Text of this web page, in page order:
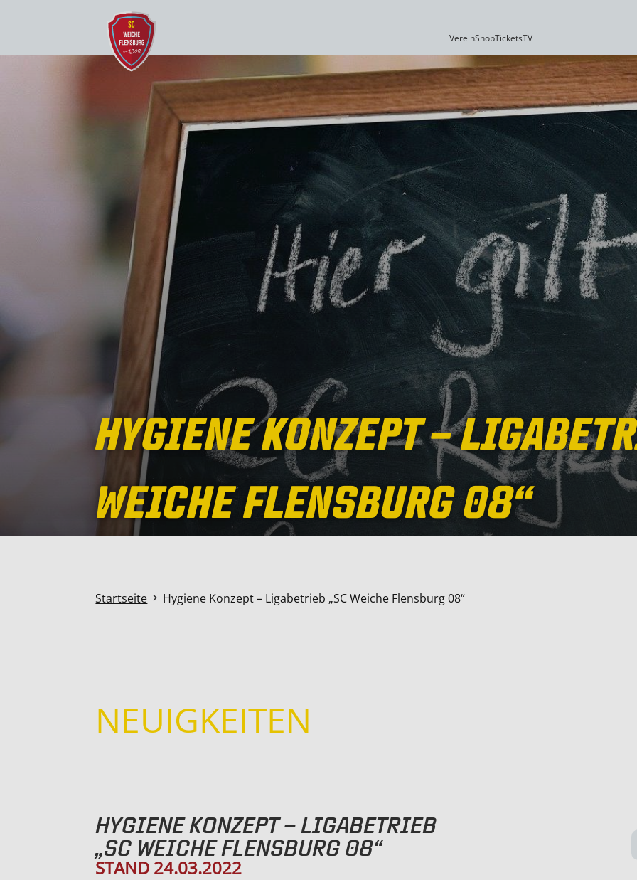
VereinShopTicketsTV
HYGIENE KONZEPT –
WEICHE FLENSBURG 08“
Startseite  Hygiene Konzept – Ligabetrieb „SC Weiche Flensburg 08“
NEUIGKEITEN
HYGIENE KONZEPT – LIGABETRIEB
„SC WEICHE FLENSBURG 08“
STAND 24.03.2022